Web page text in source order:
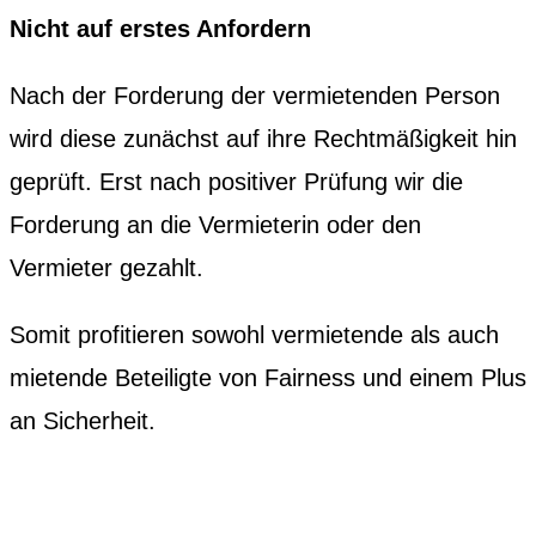
Nicht auf erstes Anfordern
Nach der Forderung der vermietenden Person
wird diese zunächst auf ihre Rechtmäßigkeit hin
geprüft. Erst nach positiver Prüfung wir die
Forderung an die Vermieterin oder den
Vermieter gezahlt.
Somit profitieren sowohl vermietende als auch
mietende Beteiligte von Fairness und einem Plus
an Sicherheit.